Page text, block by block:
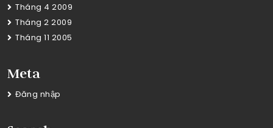
Tháng 4 2009
Tháng 2 2009
Tháng 11 2005
Meta
Đăng nhập